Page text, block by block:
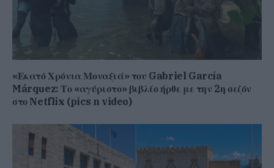
«Εκατό Χρόνια Μοναξιά» του Gabriel García
Márquez: Το «αγύριστο» βιβλίο ήρθε με την 2η σεζόν
στο Netflix (pics n video)